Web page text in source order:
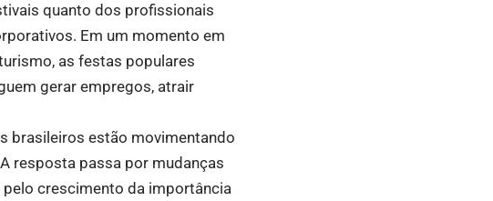
quanto dos profissionais
Em um momento em
as festas populares
gerar empregos, atrair
brasileiros estão movimentando
resposta passa por mudanças
crescimento da importância